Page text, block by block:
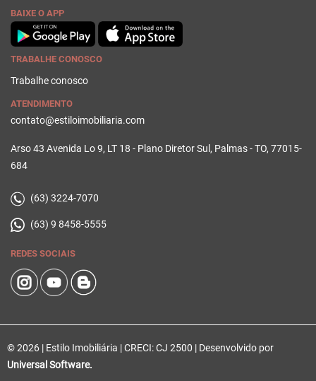
BAIXE O APP
TRABALHE CONOSCO
Trabalhe conosco
ATENDIMENTO
contato@estiloimobiliaria.com
Arso 43 Avenida Lo 9, LT 18 - Plano Diretor Sul, Palmas - TO, 77015-
684
(63) 3224-7070
(63) 9 8458-5555
REDES SOCIAIS
© 2026 | Estilo Imobiliária | CRECI: CJ 2500 | Desenvolvido por
Universal Software.